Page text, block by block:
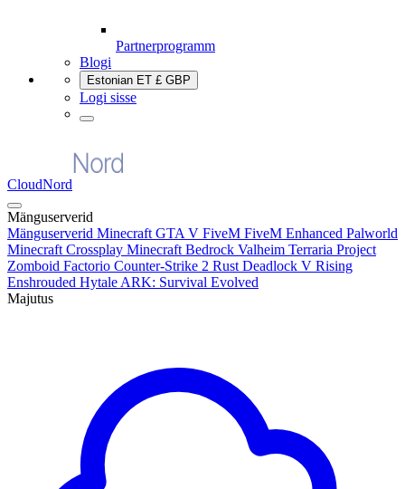
Partnerprogramm
Blogi
Estonian ET £ GBP
Logi sisse
CloudNord
Mänguserverid
Mänguserverid Minecraft GTA V FiveM FiveM Enhanced Palworld
Minecraft Crossplay Minecraft Bedrock Valheim Terraria Project
Zomboid Factorio Counter-Strike 2 Rust Deadlock V Rising
Enshrouded Hytale ARK: Survival Evolved
Majutus